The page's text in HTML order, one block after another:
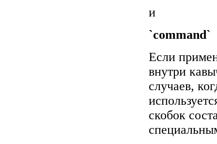
и
`command`
Если
внутри
случаев,
скобок